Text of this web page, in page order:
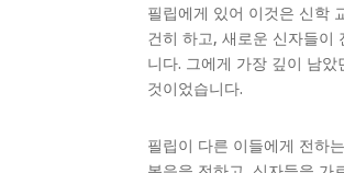
필립에게 있어 이것은 신학
건히 하고, 새로운 신자들이
니다. 그에게 가장 깊이 남
것이었습니다.
필립이 다른 이들에게 전하